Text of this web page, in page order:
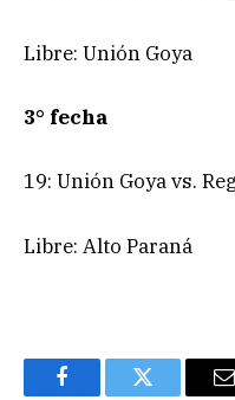
Libre: Unión Goya
3° fecha
19: Unión Goya vs.
Libre: Alto Paraná
FacebookTwitter